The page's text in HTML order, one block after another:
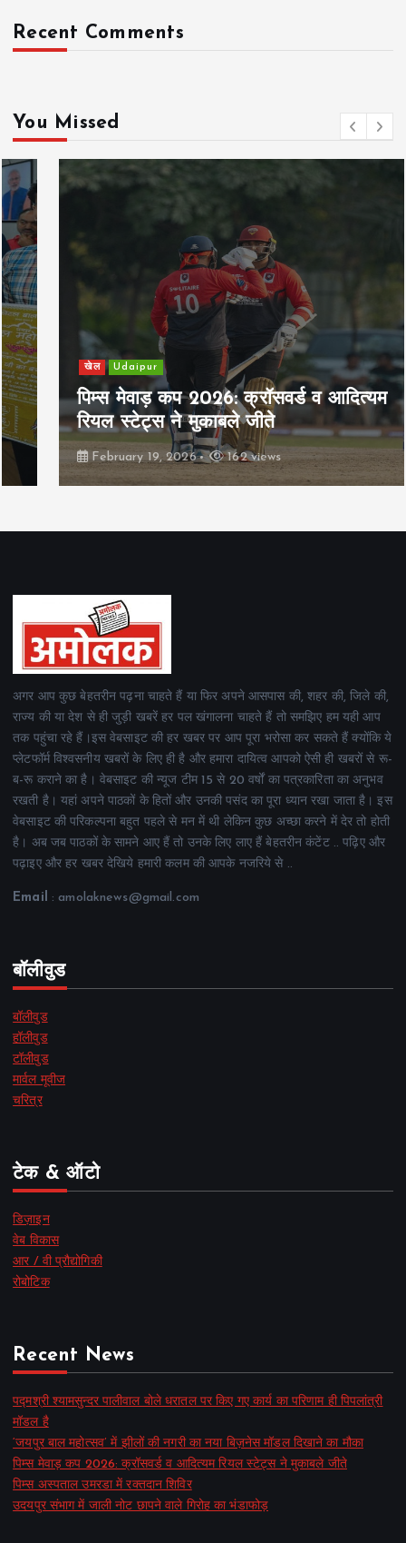
Recent Comments
You Missed
Udaipur
पिम्स मेवाड़ कप 2026: क्रॉसवर्ड व आदित्यम
रियल स्टेट्स ने मुकाबले जीते
February 19, 2026 162 views
अगर आप कुछ बेहतरीन पढ़ना चाहते हैं या फिर अपने आसपास की, शहर की, जिले की,
राज्य की या देश से ही जुड़ी खबरें हर पल खंगालना चाहते हैं तो समझिए हम यही आप
तक पहुंचा रहे हैं।इस वेबसाइट की हर खबर पर आप पूरा भरोसा कर सकते हैं क्योंकि ये
प्लेटफॉर्म विश्वसनीय खबरों के लिए ही है और हमारा दायित्व आपको ऐसी ही खबरों से रू-
ब-रू कराने का है। वेबसाइट की न्यूज टीम 15 से 20 वर्षों का पत्रकारिता का अनुभव
रखती है। यहां अपने पाठकों के हितों और उनकी पसंद का पूरा ध्यान रखा जाता है। इस
वेबसाइट की परिकल्पना बहुत पहले से मन में थी लेकिन कुछ अच्छा करने में देर तो होती
है। अब जब पाठकों के सामने आए हैं तो उनके लिए लाए हैं बेहतरीन कंटेंट .. पढ़िए और
पढ़ाइए और हर खबर देखिये हमारी कलम की आपके नजरिये से ..
Email : amolaknews@gmail.com
बॉलीवुड
बॉलीवुड
हॉलीवुड
टॉलीवुड
मार्वल मूवीज
चरित्र
टेक & ऑटो
डिज़ाइन
वेब विकास
आर / वी प्रौद्योगिकी
रोबोटिक
Recent News
पद्मश्री श्यामसुन्दर पालीवाल बोले धरातल पर किए गए कार्य का परिणाम ही पिपलांत्री
मॉडल है
‘जयपुर बाल महोत्सव’ में झीलों की नगरी का नया बिज़नेस मॉडल दिखाने का मौका
पिम्स मेवाड़ कप 2026: क्रॉसवर्ड व आदित्यम रियल स्टेट्स ने मुकाबले जीते
पिम्स अस्पताल उमरडा में रक्तदान शिविर
उदयपुर संभाग में जाली नोट छापने वाले गिरोह का भंडाफोड़